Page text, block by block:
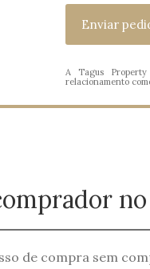
A Tagus
relacionamento
de compra sem